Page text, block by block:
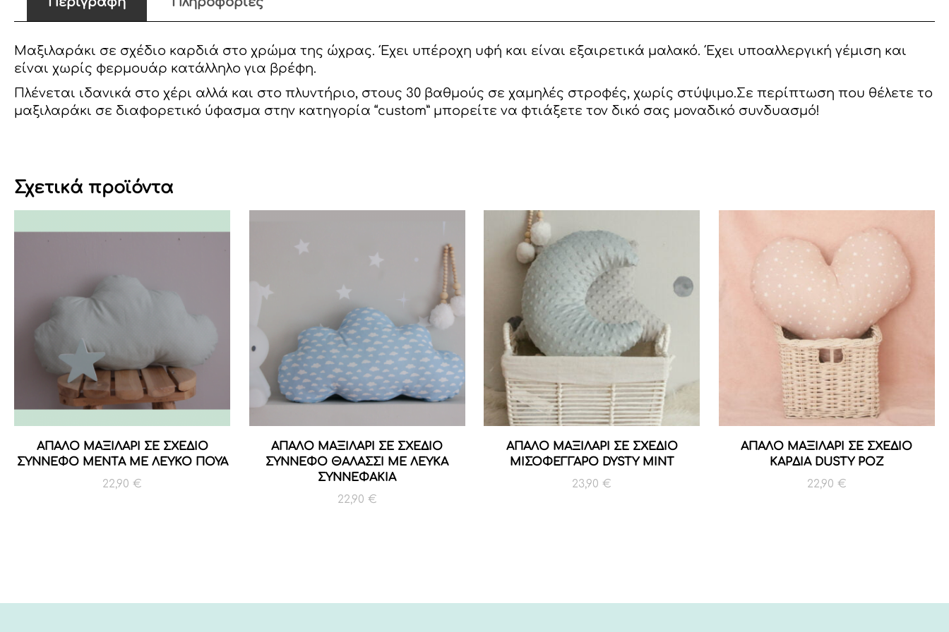
Μαξιλαράκι σε σχέδιο καρδιά στο χρώμα της ώχρας. Έχει υπέροχη υφή και είναι εξαιρετικά μαλακό. Έχει υποαλλεργική γέμιση και
είναι χωρίς φερμουάρ κατάλληλο για βρέφη.
Πλένεται ιδανικά στο χέρι αλλά και στο πλυντήριο, στους 30 βαθμούς σε χαμηλές στροφές, χωρίς στύψιμο.Σε περίπτωση που θέλετε το
μαξιλαράκι σε διαφορετικό ύφασμα στην κατηγορία “custom” μπορείτε να φτιάξετε τον δικό σας μοναδικό συνδυασμό!
Σχετικά προϊόντα
ΑΠΑΛΟ ΜΑΞΙΛΑΡΙ ΣΕ ΣΧΕΔΙΟ
ΣΥΝΝΕΦΟ ΜΕΝΤΑ ΜΕ ΛΕΥΚΟ ΠΟΥΑ
22,90 €
ΑΠΑΛΟ ΜΑΞΙΛΑΡΙ ΣΕ ΣΧΕΔΙΟ
ΣΥΝΝΕΦΟ ΘΑΛΑΣΣΙ ΜΕ ΛΕΥΚΑ
ΣΥΝΝΕΦΑΚΙΑ
22,90 €
ΑΠΑΛΟ ΜΑΞΙΛΑΡΙ ΣΕ ΣΧΕΔΙΟ
ΜΙΣΟΦΕΓΓΑΡΟ DYSTY MINT
23,90€
ΑΠΑΛΟ ΜΑΞΙΛΑΡΙ ΣΕ ΣΧΕΔΙΟ
ΚΑΡΔΙΑ DUSTY ΡΟΖ
22,90 €